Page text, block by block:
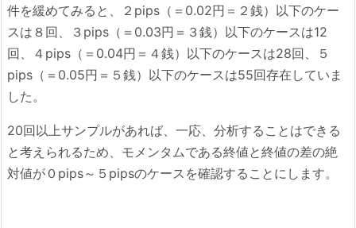
件を緩めてみると、２pips（＝0.02円＝２銭）以下のケー
スは８回、３pips（＝0.03円＝３銭）以下のケースは12
回、４pips（＝0.04円＝４銭）以下のケースは28回、５
pips（＝0.05円＝５銭）以下のケースは55回存在していま
した。
20回以上サンプルがあれば、一応、分析することはできる
と考えられるため、モメンタムである終値と終値の差の絶
対値が０pips～５pipsのケースを確認することにします。